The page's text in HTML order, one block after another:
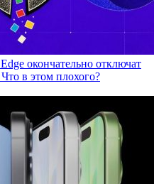
окончательно отключат
в этом плохого?